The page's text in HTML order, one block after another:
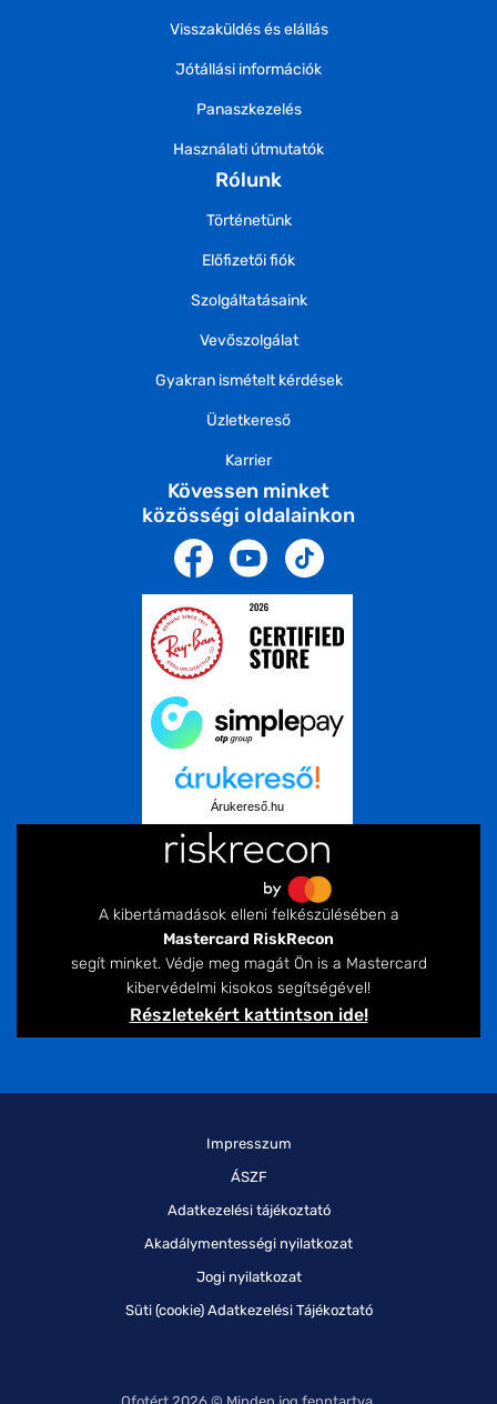
Visszaküldés és elállás
Jótállási információk
Panaszkezelés
Használati útmutatók
Rólunk
Történetünk
Előfizetői fiók
Szolgáltatásaink
Vevőszolgálat
Gyakran ismételt kérdések
Üzletkereső
Karrier
Kövessen minket
közösségi oldalainkon
Árukereső.hu
A kibertámadások elleni felkészülésében a
Mastercard RiskRecon
segít minket. Védje meg magát Ön is a Mastercard
kibervédelmi kisokos segítségével!
Részletekért kattintson ide!
Impresszum
ÁSZF
Adatkezelési tájékoztató
Akadálymentességi nyilatkozat
Jogi nyilatkozat
Süti (cookie) Adatkezelési Tájékoztató